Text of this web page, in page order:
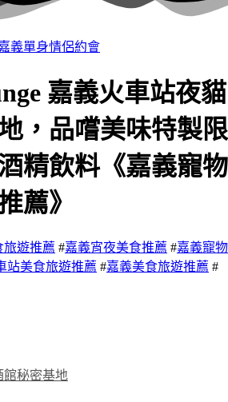
義單身情侶約會
嘉義火車站夜貓
，品嚐美味特製限
精飲料《嘉義寵物
薦》
旅遊推薦 #嘉義宵夜美食推薦 #嘉義寵物
站美食旅遊推薦 #嘉義美食旅遊推薦 #
館秘密基地